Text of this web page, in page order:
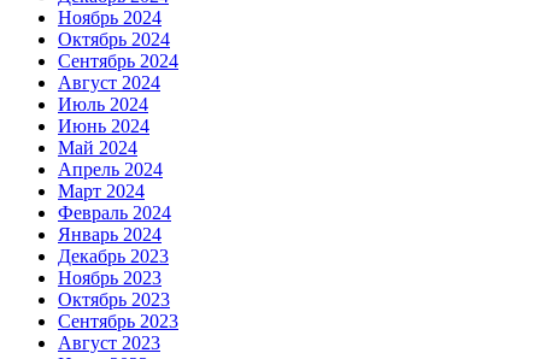
Ноябрь 2024
Октябрь 2024
Сентябрь 2024
Август 2024
Июль 2024
Июнь 2024
Май 2024
Апрель 2024
Март 2024
Февраль 2024
Январь 2024
Декабрь 2023
Ноябрь 2023
Октябрь 2023
Сентябрь 2023
Август 2023